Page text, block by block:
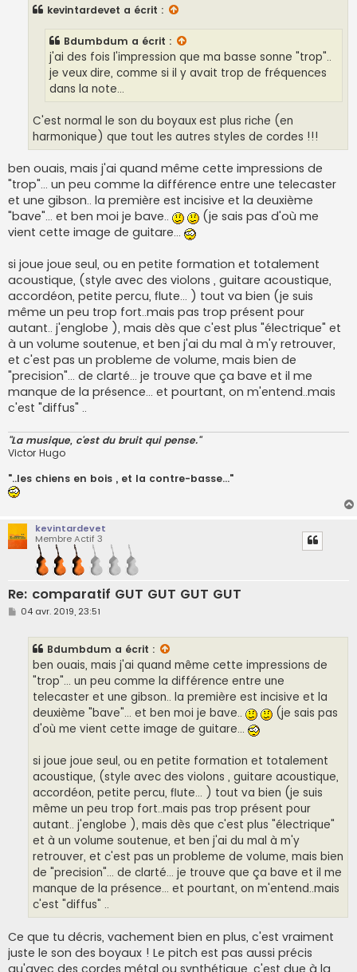
kevintardevet a écrit :
Bdumbdum a écrit :
j'ai des fois l'impression que ma basse sonne "trop"..
je veux dire, comme si il y avait trop de fréquences
dans la note...
C'est normal le son du boyaux est plus riche (en
harmonique) que tout les autres styles de cordes !!!
ben ouais, mais j'ai quand même cette impressions de
"trop"... un peu comme la différence entre une telecaster
et une gibson.. la première est incisive et la deuxième
"bave"... et ben moi je bave..
(je sais pas d'où me
vient cette image de guitare...
si joue joue seul, ou en petite formation et totalement
acoustique, (style avec des violons , guitare acoustique,
accordéon, petite percu, flute... ) tout va bien (je suis
même un peu trop fort..mais pas trop présent pour
autant.. j'englobe ), mais dès que c'est plus "électrique" et
à un volume soutenue, et ben j'ai du mal à m'y retrouver,
et c'est pas un probleme de volume, mais bien de
"precision"... de clarté... je trouve que ça bave et il me
manque de la présence... et pourtant, on m'entend..mais
c'est "diffus" ..
"La musique, c'est du bruit qui pense."
Victor Hugo
"..les chiens en bois , et la contre-basse..."
kevintardevet
Membre Actif 3
Re: comparatif GUT GUT GUT GUT
M
04 avr. 2019, 23:51
Bdumbdum a écrit :
ben ouais, mais j'ai quand même cette impressions de
"trop"... un peu comme la différence entre une
telecaster et une gibson.. la première est incisive et la
deuxième "bave"... et ben moi je bave..
(je sais pas
d'où me vient cette image de guitare...
si joue joue seul, ou en petite formation et totalement
acoustique, (style avec des violons , guitare acoustique,
accordéon, petite percu, flute... ) tout va bien (je suis
même un peu trop fort..mais pas trop présent pour
autant.. j'englobe ), mais dès que c'est plus "électrique"
et à un volume soutenue, et ben j'ai du mal à m'y
retrouver, et c'est pas un probleme de volume, mais bien
de "precision"... de clarté... je trouve que ça bave et il me
manque de la présence... et pourtant, on m'entend..mais
c'est "diffus" ..
Ce que tu décris, vachement bien en plus, c'est vraiment
juste le son des boyaux ! Le pitch est pas aussi précis
qu'avec des cordes métal ou synthétique, c'est due à la